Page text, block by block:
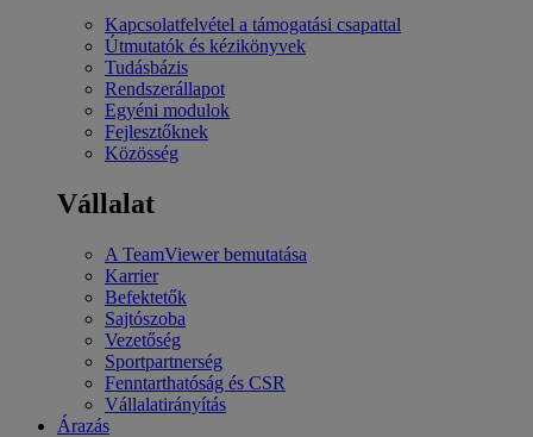
Kapcsolatfelvétel a támogatási csapattal
Útmutatók és kézikönyvek
Tudásbázis
Rendszerállapot
Egyéni modulok
Fejlesztőknek
Közösség
Vállalat
A TeamViewer bemutatása
Karrier
Befektetők
Sajtószoba
Vezetőség
Sportpartnerség
Fenntarthatóság és CSR
Vállalatirányítás
Árazás